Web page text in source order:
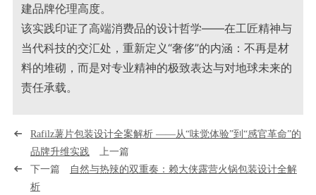
建品牌伦理高度。
该实践印证了高端消费品的设计哲学——在工匠精神与
当代科技的交汇处，重新定义“奢侈”的内涵：不再是材
料的堆砌，而是对专业精神的极致表达与对地球未来的
责任承载。
Rafilz薯片包装设计全案解析 ——从“味觉体验”到“感官革命”的
品牌升维实践 上一篇
下一篇
自然与热辣的双重奏：赖大侠露营火锅包装设计全解
析